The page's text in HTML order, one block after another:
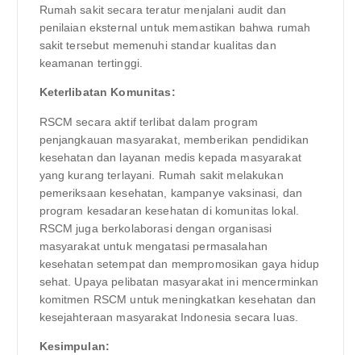
Rumah sakit secara teratur menjalani audit dan
penilaian eksternal untuk memastikan bahwa rumah
sakit tersebut memenuhi standar kualitas dan
keamanan tertinggi.
Keterlibatan Komunitas:
RSCM secara aktif terlibat dalam program
penjangkauan masyarakat, memberikan pendidikan
kesehatan dan layanan medis kepada masyarakat
yang kurang terlayani. Rumah sakit melakukan
pemeriksaan kesehatan, kampanye vaksinasi, dan
program kesadaran kesehatan di komunitas lokal.
RSCM juga berkolaborasi dengan organisasi
masyarakat untuk mengatasi permasalahan
kesehatan setempat dan mempromosikan gaya hidup
sehat. Upaya pelibatan masyarakat ini mencerminkan
komitmen RSCM untuk meningkatkan kesehatan dan
kesejahteraan masyarakat Indonesia secara luas.
Kesimpulan: